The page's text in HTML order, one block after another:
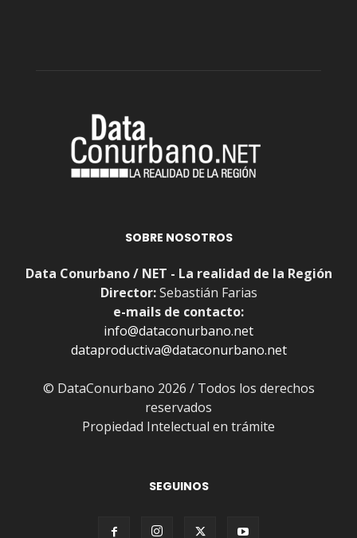
SOBRE NOSOTROS
Data Conurbano / NET - La realidad de la Región
Director:Sebastián Farias
e-mails de contacto:
info@dataconurbano.net
dataproductiva@dataconurbano.net
© DataConurbano 2026 / Todos los derechos
reservados
Propiedad Intelectual en trámite
SEGUINOS